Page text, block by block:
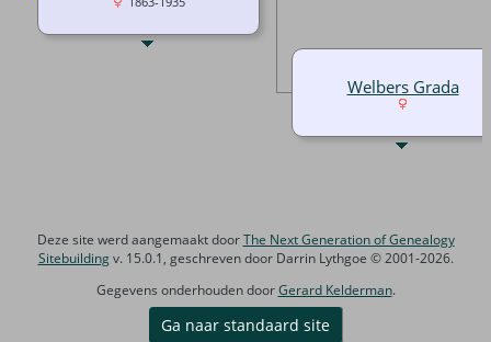
Welbers Grada
Deze site werd aangemaakt doorThe Next Generation of Genealogy
Sitebuildingv. 15.0.1, geschreven door Darrin Lythgoe © 2001-2026.
Gegevens onderhouden doorGerard Kelderman.
Ga naar standaard site